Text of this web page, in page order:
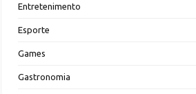
Entretenimento
Esporte
Games
Gastronomia